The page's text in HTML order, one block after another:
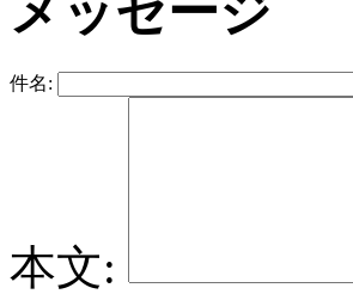
メッセージ
件名:
本文: